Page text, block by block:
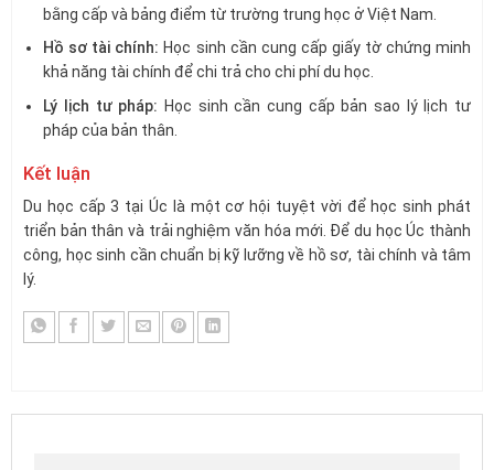
bằng cấp và bảng điểm từ trường trung học ở Việt Nam.
Hồ sơ tài chính: Học sinh cần cung cấp giấy tờ chứng minh
khả năng tài chính để chi trả cho chi phí du học.
Lý lịch tư pháp: Học sinh cần cung cấp bản sao lý lịch tư
pháp của bản thân.
Kết luận
Du học cấp 3 tại Úc là một cơ hội tuyệt vời để học sinh phát
triển bản thân và trải nghiệm văn hóa mới. Để du học Úc thành
công, học sinh cần chuẩn bị kỹ lưỡng về hồ sơ, tài chính và tâm
lý.